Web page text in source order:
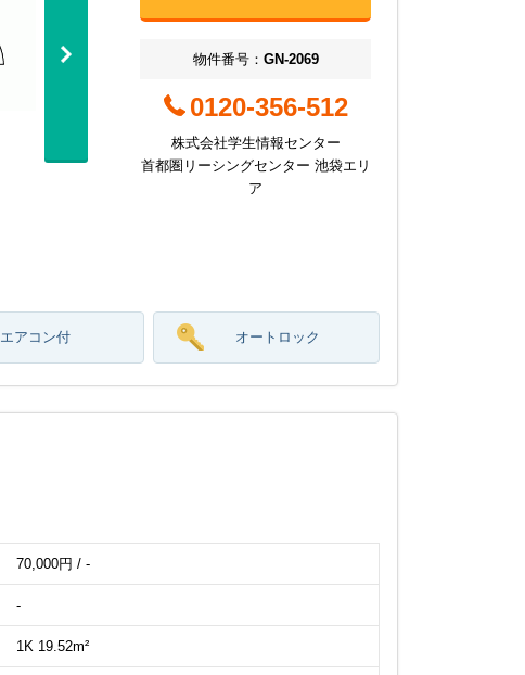
物件番号： GN-2069
0120-356-512
株式会社学生情報センター
首都圏リーシングセンター 池袋エリ
ア
エアコン付 オートロック
70,000円 / -
-
1K 19.52m²